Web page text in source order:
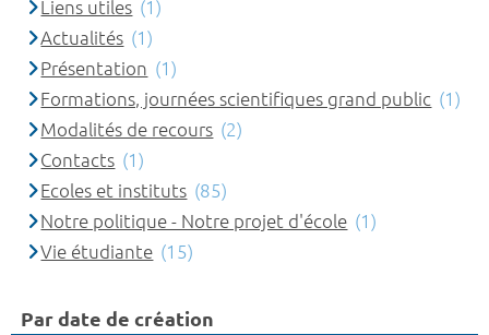
Liens utiles (1)
Actualités (1)
Présentation (1)
Formations, journées scientifiques grand public (1)
Modalités de recours (2)
Contacts (1)
Ecoles et instituts (85)
Notre politique - Notre projet d'école (1)
Vie étudiante (15)
Par date de création